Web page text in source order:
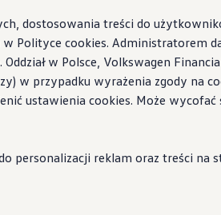
ta określa m.in. założenia,
dostosowania treści do
Polityce cookies. Administratorem
w Polsce, Volkswagen
w przypadku wyrażenia zgody na
ustawienia cookies. Może wycofać
personalizacji reklam oraz treści na